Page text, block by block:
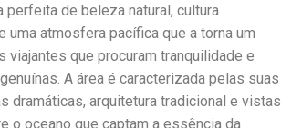
perfeita de beleza natural, cultura
uma atmosfera pacífica que a torna um
viajantes que procuram tranquilidade e
A área é caracterizada pelas suas
dramáticas, arquitetura tradicional e vistas
o oceano que captam a essência da